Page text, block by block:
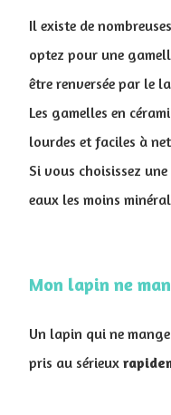
Il existe de
optez pour une
être renversée par le
Les gamelles en
lourdes et faciles à
Si vous choisissez
eaux les moins
Mon lapin ne
Un lapin qui ne
pris au sérieux